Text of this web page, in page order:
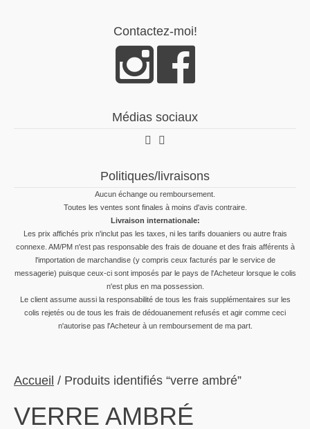
Contactez-moi!
Médias sociaux
Politiques/livraisons
Aucun échange ou remboursement.
Toutes les ventes sont finales à moins d'avis contraire.
Livraison internationale:
Les prix affichés prix n'inclut pas les taxes, ni les tarifs douaniers ou autre frais
connexe. AM/PM n'est pas responsable des frais de douane et des frais afférents à
l'importation de marchandise (y compris ceux facturés par le service de
messagerie) puisque ceux-ci sont imposés par le pays de l'Acheteur lorsque le colis
n'est plus en ma possession.
Le client assume aussi la responsabilité de tous les frais supplémentaires sur les
colis rejetés ou de tous les frais de dédouanement refusés et agir comme ceci
n'autorise pas l'Acheteur à un remboursement de ma part.
Accueil / Produits identifiés “verre ambré”
VERRE AMBRÉ